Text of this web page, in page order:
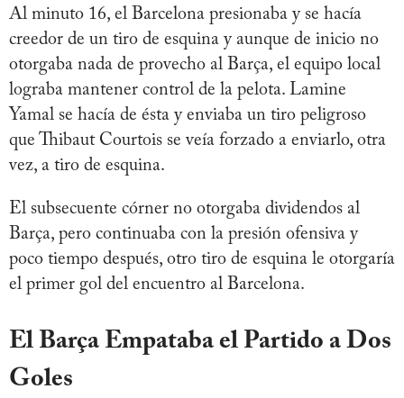
Al minuto 16, el Barcelona presionaba y se hacía
creedor de un tiro de esquina y aunque de inicio no
otorgaba nada de provecho al Barça, el equipo local
lograba mantener control de la pelota. Lamine
Yamal se hacía de ésta y enviaba un tiro peligroso
que Thibaut Courtois se veía forzado a enviarlo, otra
vez, a tiro de esquina.
El subsecuente córner no otorgaba dividendos al
Barça, pero continuaba con la presión ofensiva y
poco tiempo después, otro tiro de esquina le otorgaría
el primer gol del encuentro al Barcelona.
El Barça Empataba el Partido a Dos
Goles